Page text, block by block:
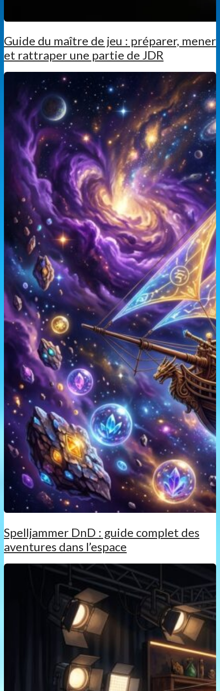
Guide du maître de jeu : préparer, mener
et rattraper une partie de JDR
Spelljammer DnD : guide complet des
aventures dans l’espace